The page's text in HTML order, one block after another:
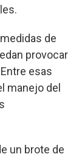
de
provocar
esas
manejo del
un brote de